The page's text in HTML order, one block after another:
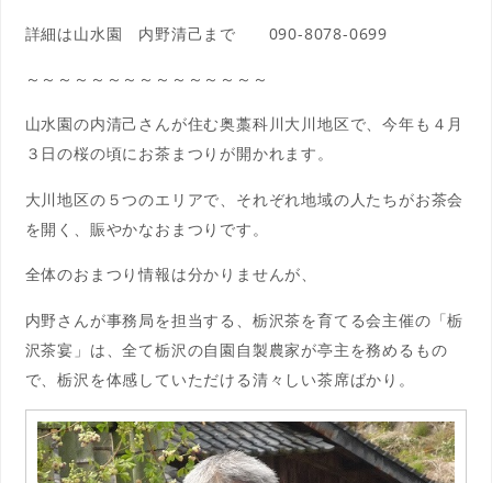
詳細は山水園 内野清己まで 090-8078-0699
～～～～～～～～～～～～～～～
山水園の内清己さんが住む奥藁科川大川地区で、今年も４月
３日の桜の頃にお茶まつりが開かれます。
大川地区の５つのエリアで、それぞれ地域の人たちがお茶会
を開く、賑やかなおまつりです。
全体のおまつり情報は分かりませんが、
内野さんが事務局を担当する、栃沢茶を育てる会主催の「栃
沢茶宴」は、全て栃沢の自園自製農家が亭主を務めるもの
で、栃沢を体感していただける清々しい茶席ばかり。